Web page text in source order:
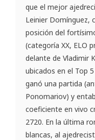
que el mejor
Leinier Domínguez,
posición del
(categoría XX, ELO
delante de Vladimir
ubicados en el Top
ganó una partida
Ponomariov) y
coeficiente en vivo
2720. En la última
blancas, al